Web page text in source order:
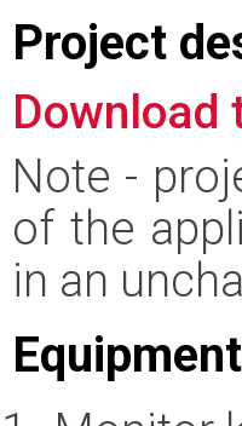
Project
Download
Note -
of the
in an